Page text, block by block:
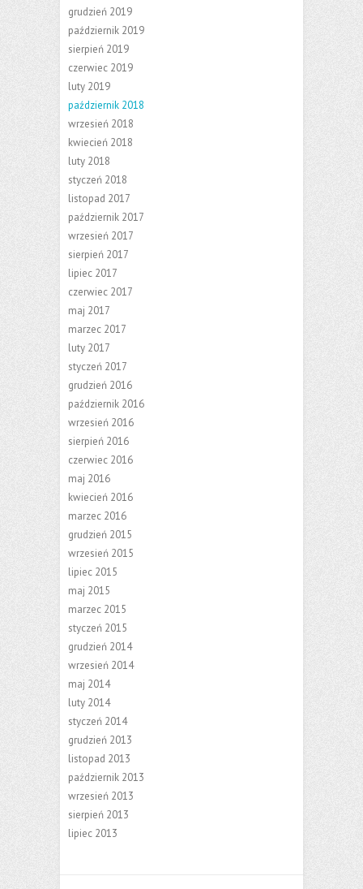
grudzień 2019
październik 2019
sierpień 2019
czerwiec 2019
luty 2019
październik 2018
wrzesień 2018
kwiecień 2018
luty 2018
styczeń 2018
listopad 2017
październik 2017
wrzesień 2017
sierpień 2017
lipiec 2017
czerwiec 2017
maj 2017
marzec 2017
luty 2017
styczeń 2017
grudzień 2016
październik 2016
wrzesień 2016
sierpień 2016
czerwiec 2016
maj 2016
kwiecień 2016
marzec 2016
grudzień 2015
wrzesień 2015
lipiec 2015
maj 2015
marzec 2015
styczeń 2015
grudzień 2014
wrzesień 2014
maj 2014
luty 2014
styczeń 2014
grudzień 2013
listopad 2013
październik 2013
wrzesień 2013
sierpień 2013
lipiec 2013